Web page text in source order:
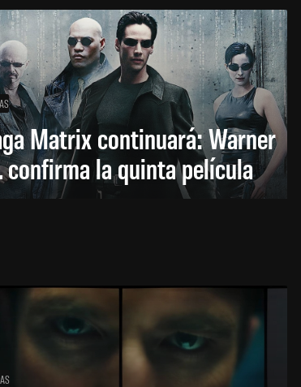
Matrix continuará: Warner
confirma la quinta película